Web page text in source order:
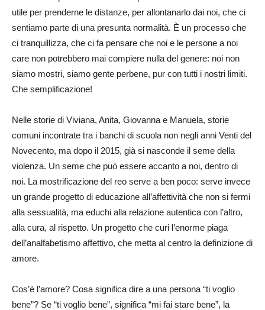
utile per prenderne le distanze, per allontanarlo dai noi, che ci
sentiamo parte di una presunta normalità. È un processo che
ci tranquillizza, che ci fa pensare che noi e le persone a noi
care non potrebbero mai compiere nulla del genere: noi non
siamo mostri, siamo gente perbene, pur con tutti i nostri limiti.
Che semplificazione!
Nelle storie di Viviana, Anita, Giovanna e Manuela, storie
comuni incontrate tra i banchi di scuola non negli anni Venti del
Novecento, ma dopo il 2015, già si nasconde il seme della
violenza. Un seme che può essere accanto a noi, dentro di
noi. La mostrificazione del reo serve a ben poco: serve invece
un grande progetto di educazione all’affettività che non si fermi
alla sessualità, ma educhi alla relazione autentica con l’altro,
alla cura, al rispetto. Un progetto che curi l’enorme piaga
dell’analfabetismo affettivo, che metta al centro la definizione di
amore.
Cos’è l’amore? Cosa significa dire a una persona “ti voglio
bene”? Se “ti voglio bene”, significa “mi fai stare bene”, la